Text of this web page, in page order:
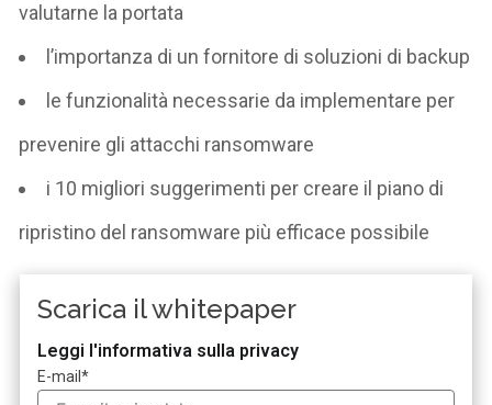
valutarne la portata
l’importanza di un fornitore di soluzioni di backup
le funzionalità necessarie da implementare per
prevenire gli attacchi ransomware
i 10 migliori suggerimenti per creare il piano di
ripristino del ransomware più efficace possibile
Scarica il whitepaper
Leggi l'informativa sulla privacy
E-mail*